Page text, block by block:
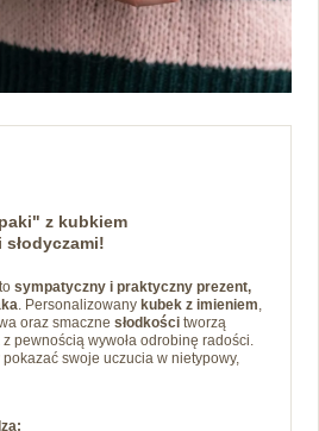
z kubkiem
sympatyczny i praktyczny prezent,
. Personalizowany kubek z imieniem
oraz smaczne słodkości tworzą
pewnością wywoła odrobinę radości.
pokazać swoje uczucia w nietypowy,